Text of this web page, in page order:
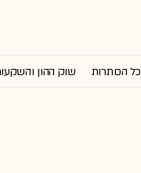
כל הכותרות שוק ההון